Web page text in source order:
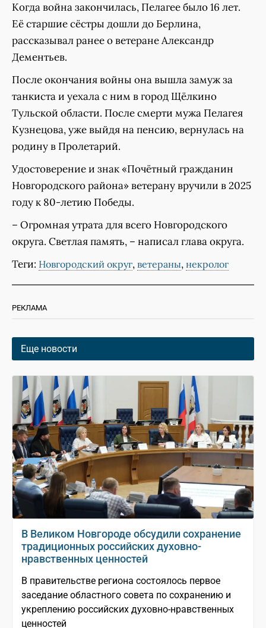
Когда война закончилась, Пелагее было 16 лет.
Её старшие сёстры дошли до Берлина,
рассказывал ранее о ветеране Александр
Дементьев.
После окончания войны она вышла замуж за
танкиста и уехала с ним в город Щёлкино
Тульской области. После смерти мужа Пелагея
Кузнецова, уже выйдя на пенсию, вернулась на
родину в Пролетарий.
Удостоверение и знак «Почётный гражданин
Новгородского района» ветерану вручили в 2025
году к 80-летию Победы.
– Огромная утрата для всего Новгородского
округа. Светлая память, – написал глава округа.
Теги: Новгородский округ, ветераны, некролог
РЕКЛАМА
Еще новости
В Великом Новгороде обсудили сохранение
традиционных российских духовно-
нравственных ценностей
В правительстве региона состоялось первое
заседание областного совета по сохранению и
укреплению российских духовно-нравственных
ценностей